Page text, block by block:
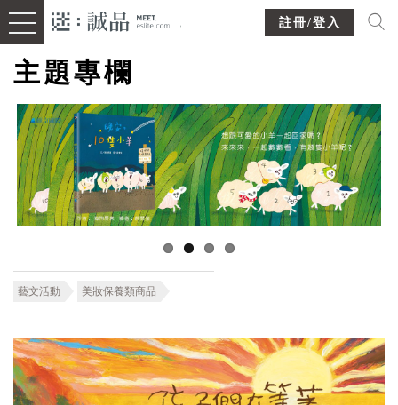
註冊/登入
主題專欄
藝文活動 美妝保養類商品